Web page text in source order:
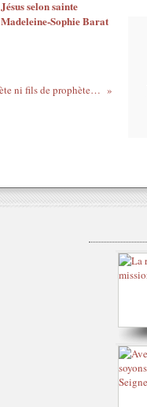
Jésus selon sainte
Madeleine-Sophie Barat
Mc 6, 7-13 Je n'étais pas prophète ni fils de prophète ; j'étais bouvier, et je soignais les figuiers.